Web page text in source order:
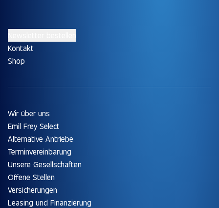
Kontakt
Shop
Wir über uns
Emil Frey Select
Alternative Antriebe
Terminvereinbarung
Unsere Gesellschaften
Offene Stellen
Versicherungen
Leasing und Finanzierung